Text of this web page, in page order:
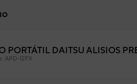
Turbina
PORTÁTIL DAITSU ALISIOS
APD-12FX